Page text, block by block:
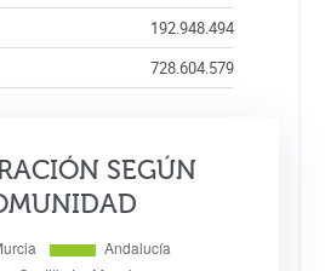
192.948.494
728.604.579
SEGÚN